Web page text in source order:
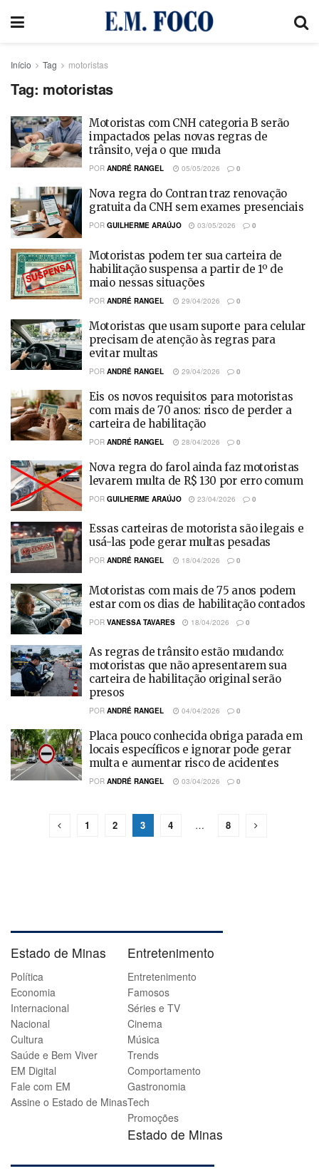
Início Tag motoristas
Tag: motoristas
Motoristas com CNH categoria B serão
impactados pelas novas regras de
trânsito, veja o que muda
POR ANDRÉ RANGEL 05/05/2026 0
Nova regra do Contran traz renovação
gratuita da CNH sem exames presenciais
POR GUILHERME ARAÚJO 03/05/2026 0
Motoristas podem ter sua carteira de
habilitação suspensa a partir de 1º de
maio nessas situações
POR ANDRÉ RANGEL 29/04/2026 0
Motoristas que usam suporte para celular
precisam de atenção às regras para
evitar multas
POR ANDRÉ RANGEL 29/04/2026 0
Eis os novos requisitos para motoristas
com mais de 70 anos: risco de perder a
carteira de habilitação
POR ANDRÉ RANGEL 28/04/2026 0
Nova regra do farol ainda faz motoristas
levarem multa de R$ 130 por erro comum
POR GUILHERME ARAÚJO 23/04/2026 0
Essas carteiras de motorista são ilegais e
usá-las pode gerar multas pesadas
POR ANDRÉ RANGEL 18/04/2026 0
Motoristas com mais de 75 anos podem
estar com os dias de habilitação contados
POR VANESSA TAVARES 18/04/2026 0
As regras de trânsito estão mudando:
motoristas que não apresentarem sua
carteira de habilitação original serão
presos
POR ANDRÉ RANGEL 04/04/2026 0
Placa pouco conhecida obriga parada em
locais específicos e ignorar pode gerar
multa e aumentar risco de acidentes
POR ANDRÉ RANGEL 03/04/2026 0
1 2 3 4 … 8
Estado de Minas
Política
Economia
Internacional
Nacional
Cultura
Saúde e Bem Viver
EM Digital
Fale com EM
Assine o Estado de Minas
Entretenimento
Entretenimento
Famosos
Séries e TV
Cinema
Música
Trends
Comportamento
Gastronomia
Tech
Promoções
Estado de Minas